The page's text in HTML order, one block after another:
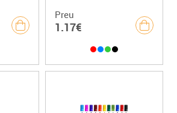
Preu
1.17€